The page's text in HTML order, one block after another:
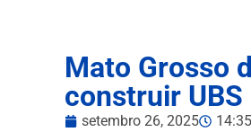
Mato Grosso
construir UBS
setembro 26, 2025 14:35